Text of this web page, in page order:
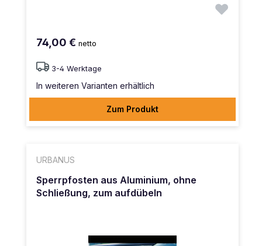
74,00 € netto
3-4 Werktage
In weiteren Varianten erhältlich
Zum Produkt
URBANUS
Sperrpfosten aus Aluminium, ohne
Schließung, zum aufdübeln